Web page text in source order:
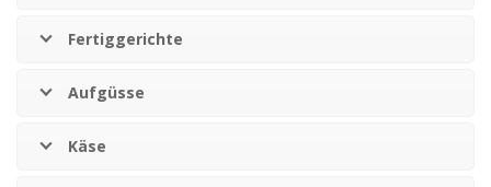
Fertiggerichte
Aufgüsse
Käse